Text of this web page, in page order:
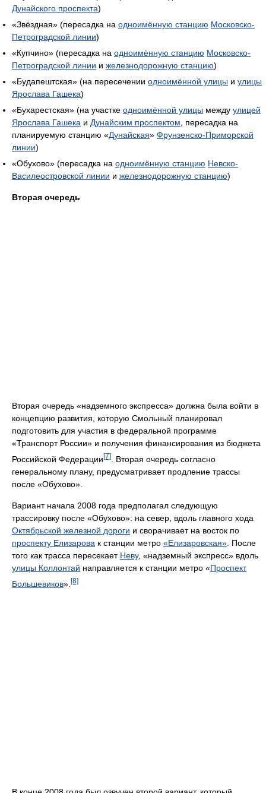
Дунайского проспекта)
«Звёздная» (пересадка на одноимённую станцию Московско-
Петроградской линии)
«Купчино» (пересадка на одноимённую станцию Московско-
Петроградской линии и железнодорожную станцию)
«Будапештская» (на пересечении одноимённой улицы и улицы
Ярослава Гашека)
«Бухарестская» (на участке одноимённой улицы между улицей
Ярослава Гашека и Дунайским проспектом , пересадка на
планируемую станцию «Дунайская» Фрунзенско-Приморской
линии)
«Обухово» (пересадка на одноимённую станцию Невско-
Василеостровской линии и железнодорожную станцию)
Вторая очередь
Вторая очередь «надземного экспресса» должна была войти в
концепцию развития, которую Смольный планировал
подготовить для участия в федеральной программе
«Транспорт России» и получения финансирования из бюджета
Российской Федерации[7]
. Вторая очередь согласно
генеральному плану, предусматривает продление трассы
после «Обухово».
Вариант начала 2008 года предполагал следующую
трассировку после «Обухово»: на север, вдоль главного хода
Октябрьской железной дороги и сворачивает на восток по
проспекту Елизарова к станции метро «Елизаровская» . После
того как трасса пересекает Неву, «надземный экспресс» вдоль
улицы Коллонтай направляется к станции метро «Проспект
Большевиков». [8]